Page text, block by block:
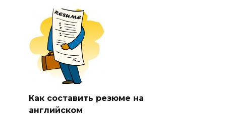
Как составить резюме на
английском